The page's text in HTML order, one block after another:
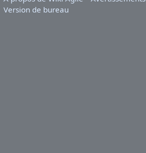
Version de bureau